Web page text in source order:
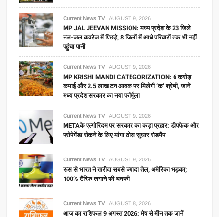
Current News TV AUGUST 9, 2026
MP JAL JEEVAN MISSION: मध्य प्रदेश के 23 जिले
नल-जल कवरेज में पिछड़े, 8 जिलों में आधे परिवारों तक भी नहीं
पहुंचा पानी
Current News TV AUGUST 9, 2026
MP KRISHI MANDI CATEGORIZATION: 6 करोड़
कमाई और 2.5 लाख टन आवक पर मिलेगी ‘क’ श्रेणी, जानें
मध्य प्रदेश सरकार का नया फॉर्मूला
Current News TV AUGUST 9, 2026
METAके एल्गोरिदम पर सरकार का कड़ा प्रहार: डीपफेक और
प्रोपेगेंडा रोकने के लिए मांगा ठोस सुधार रोडमैप
Current News TV AUGUST 9, 2026
रूस से भारत ने खरीदा सबसे ज्यादा तेल, अमेरिका भड़का;
100% टैरिफ लगाने की धमकी
Current News TV AUGUST 8, 2026
आज का राशिफल 9 अगस्त 2026: मेष से मीन तक जानें